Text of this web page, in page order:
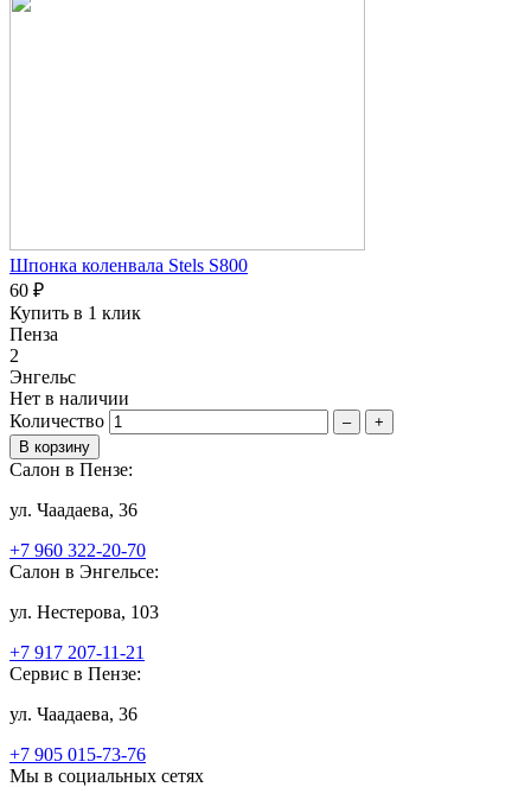
Шпонка коленвала Stels S800
60 ₽
Купить в 1 клик
Пенза
2
Энгельс
Нет в наличии
Количество
– +
Салон в Пензе:
ул. Чаадаева, 36
+7 960 322-20-70
Салон в Энгельсе:
ул. Нестерова, 103
+7 917 207-11-21
Сервис в Пензе:
ул. Чаадаева, 36
+7 905 015-73-76
Мы в социальных сетях